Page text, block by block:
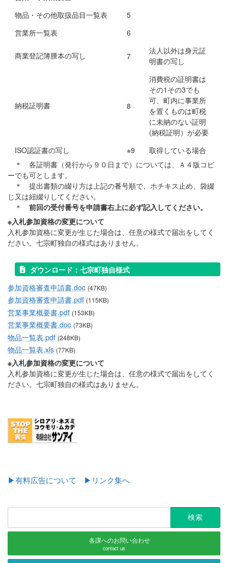
物品・その他取扱品目一覧表
5
営業所一覧表
6
商業登記簿謄本の写し 7
法人以外は身元証
明書の写し
納税証明書 8
消費税の証明書は
その1その3でも
可、町内に事業所
を置くものは町税
に未納のない証明
(納税証明）が必要
ISO認証書の写し
※9
取得している場合
＊ 各証明書（発行から９０日まで）については、Ａ４版コピ
ーでも可とします。
＊ 提出書類の綴り方は上記の番号順で、ホチキス止め、袋綴
じ又は紐綴りしてください。
＊ 前回の受付番号を申請書右上に必ず記入してください。
※入札参加資格の変更について
入札参加資格に変更が生じた場合は、任意の様式で届出をしてく
ださい。七宗町独自の様式はありません。
ダウンロード：七宗町独自様式
参加資格審査申請書.doc (47KB)
参加資格審査申請書.pdf (115KB)
営業事業概要書.pdf (153KB)
営業事業概要書.doc (73KB)
物品一覧表.pdf (248KB)
物品一覧表.xls (77KB)
※入札参加資格の変更について
入札参加資格に変更が生じた場合は、任意の様式で届出をしてく
ださい。七宗町独自の様式はありません。
▶有料広告について ▶リンク集へ
各課へのお問い合わせ
contact us